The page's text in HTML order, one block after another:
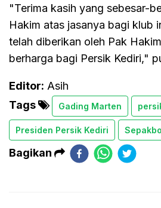
"Terima kasih yang sebesar-
Hakim atas jasanya bagi klub
telah diberikan oleh Pak
berharga bagi Persik Kediri,"
Editor: Asih
Tags
Gading Marten
Presiden Persik Kediri
Bagikan